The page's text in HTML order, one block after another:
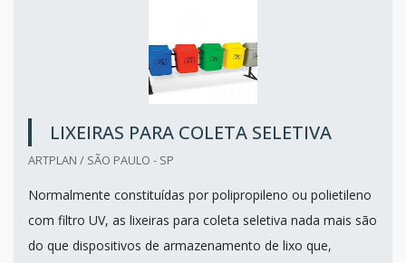
LIXEIRAS PARA COLETA SELETIVA
ARTPLAN / SÃO PAULO - SP
Normalmente constituídas por polipropileno ou polietileno
com filtro UV, as lixeiras para coleta seletiva nada mais são
do que dispositivos de armazenamento de lixo que,